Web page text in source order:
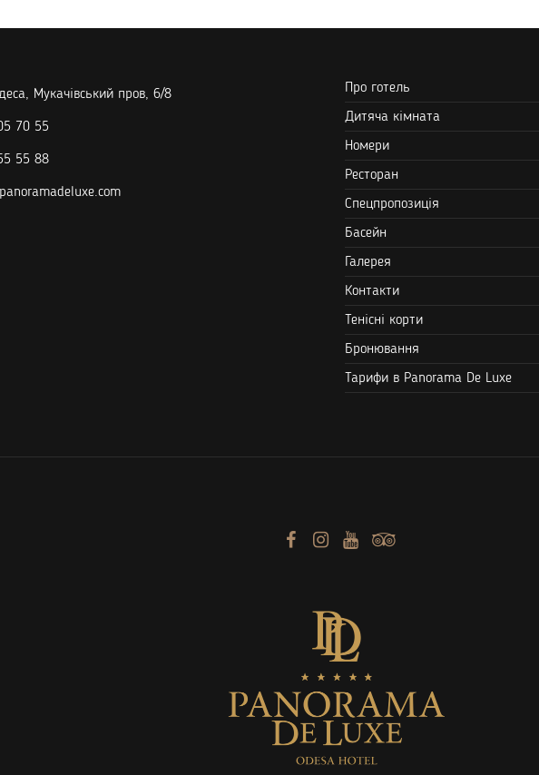
Мукачівський пров, 6/8
70 55
55 88
Про готель
Дитяча кімната
Номери
Ресторан
Спецпропозиція
Басейн
Галерея
Контакти
Тенісні корти
Бронювання
Тарифи в Panorama De Luxe